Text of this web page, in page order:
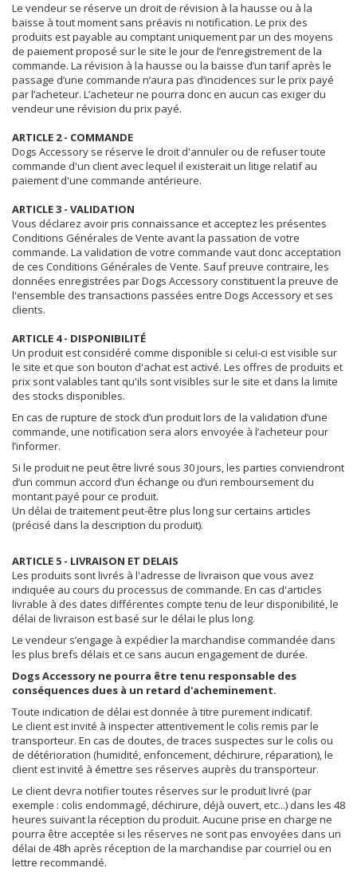
Le vendeur se réserve un droit de révision à la hausse ou à la
baisse à tout moment sans préavis ni notification. Le prix des
produits est payable au comptant uniquement par un des moyens
de paiement proposé sur le site le jour de l’enregistrement de la
commande. La révision à la hausse ou la baisse d’un tarif après le
passage d’une commande n’aura pas d’incidences sur le prix payé
par l’acheteur. L’acheteur ne pourra donc en aucun cas exiger du
vendeur une révision du prix payé.
ARTICLE 2 - COMMANDE
Dogs Accessory se réserve le droit d'annuler ou de refuser toute
commande d'un client avec lequel il existerait un litige relatif au
paiement d'une commande antérieure.
ARTICLE 3 - VALIDATION
Vous déclarez avoir pris connaissance et acceptez les présentes
Conditions Générales de Vente avant la passation de votre
commande. La validation de votre commande vaut donc acceptation
de ces Conditions Générales de Vente. Sauf preuve contraire, les
données enregistrées par Dogs Accessory constituent la preuve de
l'ensemble des transactions passées entre Dogs Accessory et ses
clients.
ARTICLE 4 - DISPONIBILITÉ
Un produit est considéré comme disponible si celui-ci est visible sur
le site et que son bouton d'achat est activé. Les offres de produits et
prix sont valables tant qu'ils sont visibles sur le site et dans la limite
des stocks disponibles.
En cas de rupture de stock d’un produit lors de la validation d’une
commande, une notification sera alors envoyée à l’acheteur pour
l’informer.
Si le produit ne peut être livré sous 30 jours, les parties conviendront
d’un commun accord d’un échange ou d’un remboursement du
montant payé pour ce produit.
Un délai de traitement peut-être plus long sur certains articles
(précisé dans la description du produit).
ARTICLE 5 - LIVRAISON ET DELAIS
Les produits sont livrés à l'adresse de livraison que vous avez
indiquée au cours du processus de commande. En cas d'articles
livrable à des dates différentes compte tenu de leur disponibilité, le
délai de livraison est basé sur le délai le plus long.
Le vendeur s’engage à expédier la marchandise commandée dans
les plus brefs délais et ce sans aucun engagement de durée.
Dogs Accessory ne pourra être tenu responsable des
conséquences dues à un retard d'acheminement.
Toute indication de délai est donnée à titre purement indicatif.
Le client est invité à inspecter attentivement le colis remis par le
transporteur. En cas de doutes, de traces suspectes sur le colis ou
de détérioration (humidité, enfoncement, déchirure, réparation), le
client est invité à émettre ses réserves auprès du transporteur.
Le client devra notifier toutes réserves sur le produit livré (par
exemple : colis endommagé, déchirure, déjà ouvert, etc...) dans les 48
heures suivant la réception du produit. Aucune prise en charge ne
pourra être acceptée si les réserves ne sont pas envoyées dans un
délai de 48h après réception de la marchandise par courriel ou en
lettre recommandé.